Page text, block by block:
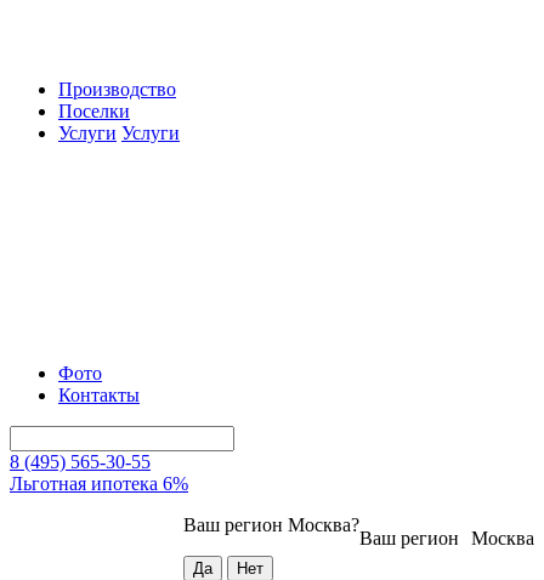
Производство
Поселки
Услуги Услуги
Фото
Контакты
8 (495) 565-30-55
Льготная ипотека 6%
Москва
Ваш регион
Ваш регион Москва?